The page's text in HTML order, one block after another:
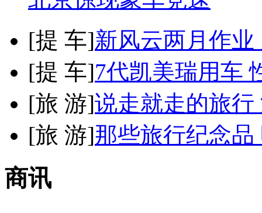
[提 车]新风云两月作
[提 车]7代凯美瑞用车
[旅 游]说走就走的旅
[旅 游]那些旅行纪念
商讯